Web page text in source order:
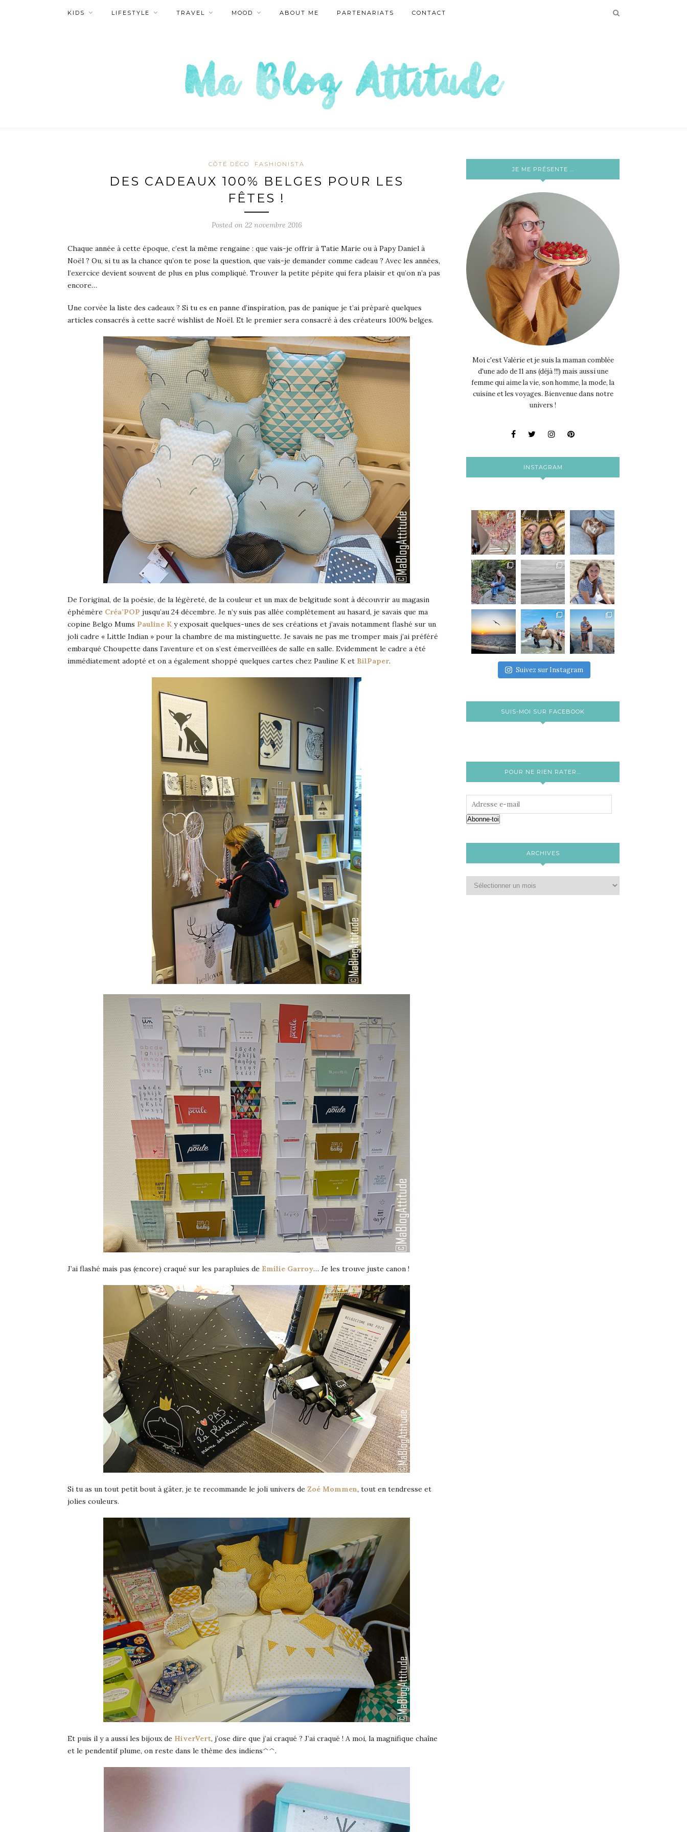
KIDS LIFESTYLE TRAVEL MOOD ABOUT ME PARTENARIATS CONTACT
CÔTÉ DÉCO FASHIONISTA
DES CADEAUX 100% BELGES POUR LES
FÊTES !
Posted on 22 novembre 2016
Chaque année à cette époque, c’est la même rengaine : que vais-je offrir à Tatie Marie ou à Papy Daniel à
Noël ? Ou, si tu as la chance qu’on te pose la question, que vais-je demander comme cadeau ? Avec les années,
l’exercice devient souvent de plus en plus compliqué. Trouver la petite pépite qui fera plaisir et qu’on n’a pas
encore…
Une corvée la liste des cadeaux ? Si tu es en panne d’inspiration, pas de panique je t’ai préparé quelques
articles consacrés à cette sacré wishlist de Noël. Et le premier sera consacré à des créateurs 100% belges.
De l’original, de la poésie, de la légèreté, de la couleur et un max de belgitude sont à découvrir au magasin
éphémère Créa’POP jusqu’au 24 décembre. Je n’y suis pas allée complètement au hasard, je savais que ma
copine Belgo Mums Pauline K y exposait quelques-unes de ses créations et j’avais notamment flashé sur un
joli cadre « Little Indian » pour la chambre de ma mistinguette. Je savais ne pas me tromper mais j’ai préféré
embarqué Choupette dans l’aventure et on s’est émerveillées de salle en salle. Evidemment le cadre a été
immédiatement adopté et on a également shoppé quelques cartes chez Pauline K et BilPaper.
J’ai flashé mais pas (encore) craqué sur les parapluies de Emilie Garroy… Je les trouve juste canon !
Si tu as un tout petit bout à gâter, je te recommande le joli univers de Zoé Mommen, tout en tendresse et
jolies couleurs.
Et puis il y a aussi les bijoux de HiverVert, j’ose dire que j’ai craqué ? J’ai craqué ! A moi, la magnifique chaîne
et le pendentif plume, on reste dans le thème des indiens^^.
JE ME PRÉSENTE …
Moi c'est Valérie et je suis la maman comblée
d'une ado de 11 ans (déjà !!!) mais aussi une
femme qui aime la vie, son homme, la mode, la
cuisine et les voyages. Bienvenue dans notre
univers !
INSTAGRAM
Suivez sur Instagram
SUIS-MOI SUR FACEBOOK
POUR NE RIEN RATER...
Abonne-toi
ARCHIVES